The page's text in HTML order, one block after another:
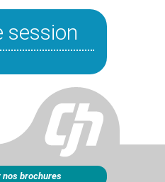
session
nos brochures